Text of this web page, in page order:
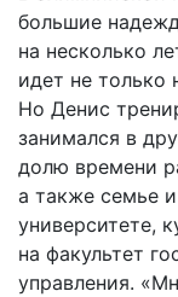
большие
на несколько
идет не только
Но Денис
занимался в
долю времени
а также семье
университете,
на факультет
управления.